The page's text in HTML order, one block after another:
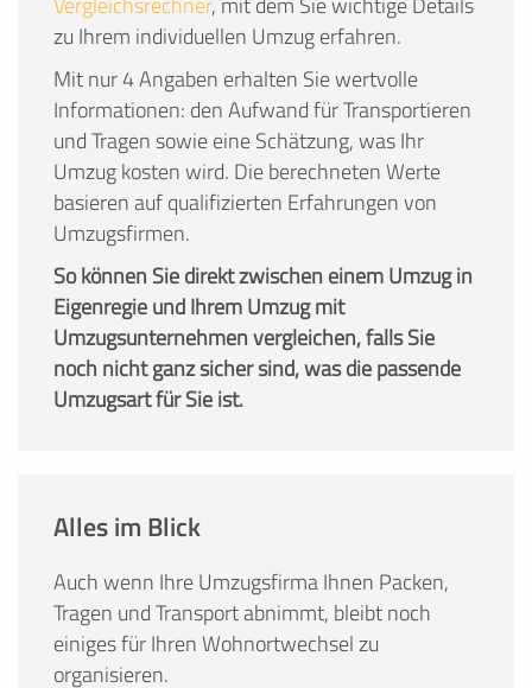
zu Ihrem individuellen Umzug erfahren.
Mit nur 4 Angaben erhalten Sie wertvolle
Informationen: den Aufwand für Transportieren
und Tragen sowie eine Schätzung, was Ihr
Umzug kosten wird. Die berechneten Werte
basieren auf qualifizierten Erfahrungen von
Umzugsfirmen.
So können Sie direkt zwischen einem Umzug in
Eigenregie und Ihrem Umzug mit
Umzugsunternehmen vergleichen, falls Sie
noch nicht ganz sicher sind, was die passende
Umzugsart für Sie ist.
Alles im Blick
Auch wenn Ihre Umzugsfirma Ihnen Packen,
Tragen und Transport abnimmt, bleibt noch
einiges für Ihren Wohnortwechsel zu
organisieren.